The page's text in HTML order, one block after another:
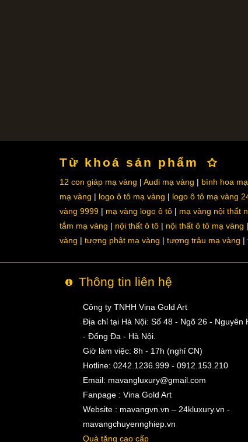
Từ khoá sản phẩm
12 con giáp mạ vàng Audi mạ vàng bình hoa
mạ vàng
logo ô tô mạ vàng logo ô tô mạ vàng
vàng 9999
mạ vàng logo ô tô mạ vàng nội thất
tắm mạ vàng
nội thất ô tô nội thất ô tô mạ vàng
vàng
tượng phật mạ vàng tượng trâu mạ vàng
Thông tin liên hệ
Công ty TNHH Vina Gold Art
Địa chỉ tại Hà Nội: Số 48 - Ngõ 26 - Nguyên
- Đống Đa - Hà Nội.
Giờ làm việc: 8h - 17h (nghỉ CN)
Hotline: 0242.1236.999 - 0912.153.210
Email: mavangluxury@gmail.com
Fanpage : Vina Gold Art
Website : mavangvn.vn – 24kluxury.vn -
mavangchuyennghiep.vn
Quà tặng cao cấp